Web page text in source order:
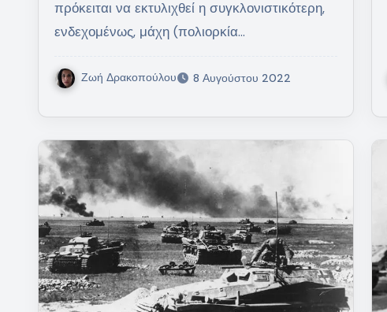
πρόκειται να εκτυλιχθεί η συγκλονιστικότερη,
ενδεχομένως, μάχη (πολιορκία…
Ζωή Δρακοπούλου 8 Αυγούστου 2022